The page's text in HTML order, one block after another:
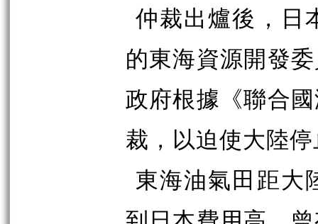
仲裁出爐後，日
的東海資源開發
政府根據《聯合
裁，以迫使大陸
東海油氣田距大